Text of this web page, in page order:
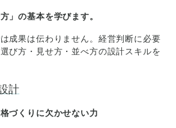
」の基本を学びます。
成果は伝わりません。経営判断に必要
び方・見せ方・並べ方の設計スキルを
計
づくりに欠かせない力